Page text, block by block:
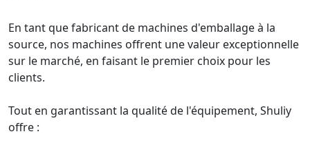
En tant que fabricant de machines d'emballage à la
source, nos machines offrent une valeur exceptionnelle
sur le marché, en faisant le premier choix pour les
clients.
Tout en garantissant la qualité de l'équipement, Shuliy
offre :